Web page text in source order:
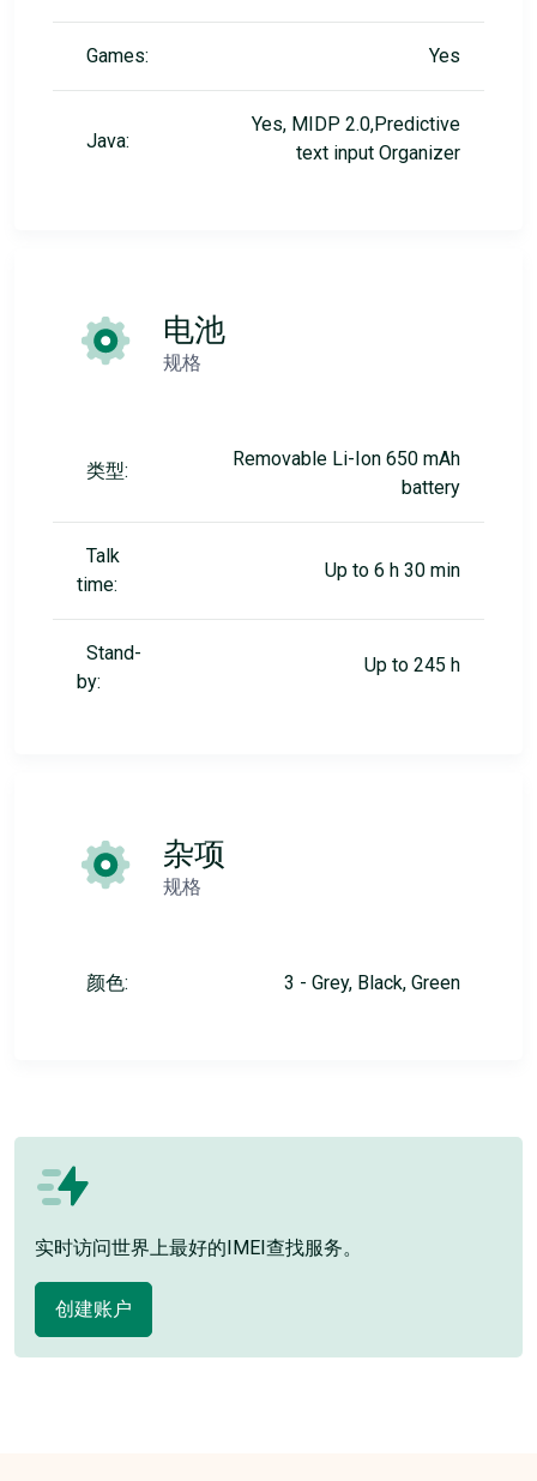
Games: Yes
Java:
Yes, MIDP 2.0,Predictive
text input Organizer
电池
规格
类型:
Removable Li-Ion 650 mAh
battery
Talk
time:
Up to 6 h 30 min
Stand-
by:
Up to 245 h
杂项
规格
颜色: 3 - Grey, Black, Green
实时访问世界上最好的IMEI查找服务。
创建账户